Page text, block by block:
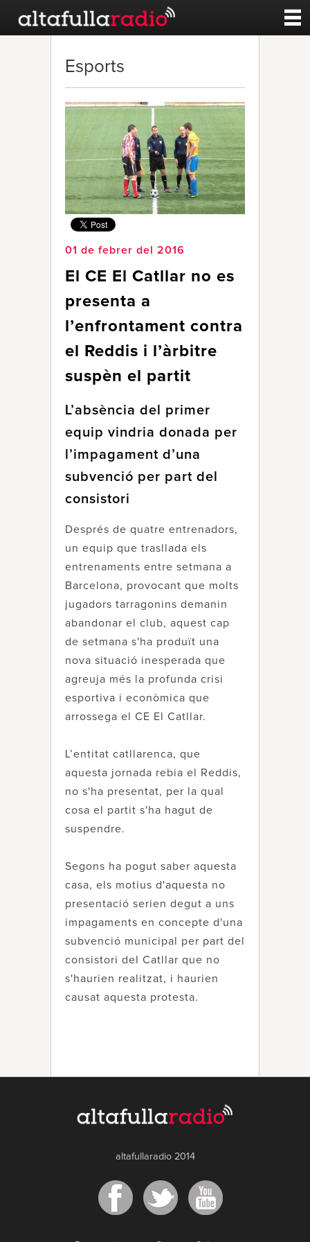
Esports
Noticies
Qui Som
Esports
01 de febrer del 2016
El CE El Catllar no es
presenta a
l’enfrontament contra
el Reddis i l’àrbitre
suspèn el partit
L’absència del primer
equip vindria donada per
l’impagament d’una
subvenció per part del
consistori
Després de quatre entrenadors,
un equip que trasllada els
entrenaments entre setmana a
Barcelona, provocant que molts
jugadors tarragonins demanin
abandonar el club, aquest cap
de setmana s'ha produït una
nova situació inesperada que
agreuja més la profunda crisi
esportiva i econòmica que
arrossega el CE El Catllar.
L’entitat catllarenca, que
aquesta jornada rebia el Reddis,
no s'ha presentat, per la qual
cosa el partit s'ha hagut de
suspendre.
Segons ha pogut saber aquesta
casa, els motius d'aquesta no
presentació serien degut a uns
impagaments en concepte d'una
subvenció municipal per part del
consistori del Catllar que no
s'haurien realitzat, i haurien
causat aquesta protesta.
altafullaradio 2014